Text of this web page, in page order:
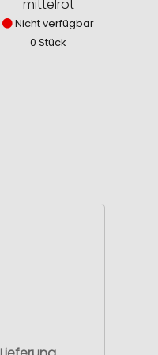
mittelrot
Nicht verfügbar
0 Stück